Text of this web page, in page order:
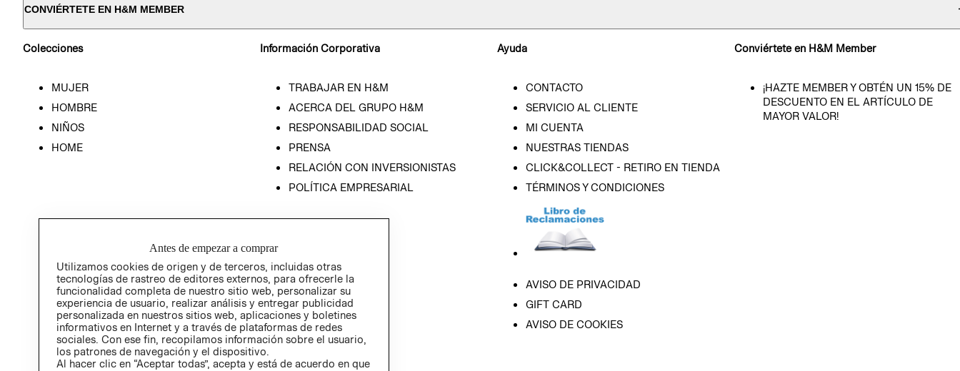
CONVIÉRTETE EN H&M MEMBER
Colecciones
MUJER
HOMBRE
NIÑOS
HOME
Información Corporativa
TRABAJAR EN H&M
ACERCA DEL GRUPO H&M
RESPONSABILIDAD SOCIAL
PRENSA
RELACIÓN CON INVERSIONISTAS
POLÍTICA EMPRESARIAL
Ayuda
CONTACTO
SERVICIO AL CLIENTE
MI CUENTA
NUESTRAS TIENDAS
CLICK&COLLECT - RETIRO EN TIENDA
TÉRMINOS Y CONDICIONES
AVISO DE PRIVACIDAD
GIFT CARD
AVISO DE COOKIES
Conviértete en H&M Member
¡HAZTE MEMBER Y OBTÉN UN 15% DE
DESCUENTO EN EL ARTÍCULO DE
MAYOR VALOR!
Antes de empezar a comprar
Utilizamos cookies de origen y de terceros, incluidas otras
tecnologías de rastreo de editores externos, para ofrecerle la
funcionalidad completa de nuestro sitio web, personalizar su
experiencia de usuario, realizar análisis y entregar publicidad
personalizada en nuestros sitios web, aplicaciones y boletines
informativos en Internet y a través de plataformas de redes
sociales. Con ese fin, recopilamos información sobre el usuario,
los patrones de navegación y el dispositivo.
Al hacer clic en “Aceptar todas”, acepta y está de acuerdo en que